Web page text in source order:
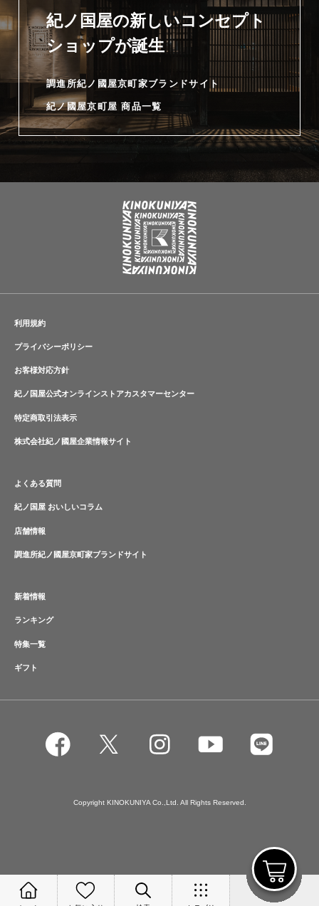
紀ノ国屋の新しいコンセプト
ショップが誕生
調進所紀ノ國屋京町家ブランドサイト
紀ノ國屋京町屋 商品一覧
利用規約
プライバシーポリシー
お客様対応方針
紀ノ国屋公式オンラインストアカスタマーセンター
特定商取引法表示
株式会社紀ノ國屋企業情報サイト
よくある質問
紀ノ国屋 おいしいコラム
店舗情報
調進所紀ノ國屋京町家ブランドサイト
新着情報
ランキング
特集一覧
ギフト
Copyright KINOKUNIYA Co.,Ltd. All Rights Reserved.